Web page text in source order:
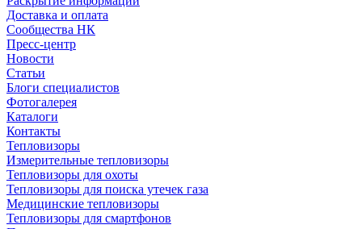
Доставка и оплата
Сообщества НК
Пресс-центр
Новости
Статьи
Блоги специалистов
Фотогалерея
Каталоги
Контакты
Тепловизоры
Измерительные тепловизоры
Тепловизоры для охоты
Тепловизоры для поиска утечек газа
Медицинские тепловизоры
Тепловизоры для смартфонов